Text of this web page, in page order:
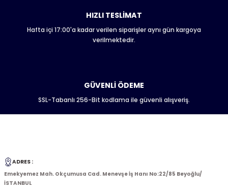
Gönder
HIZLI TESLİMAT
Hafta içi 17:00'a kadar verilen siparişler aynı gün kargoya
verilmektedir.
GÜVENLİ ÖDEME
SSL-Tabanlı 256-Bit kodlama ile güvenli alışveriş.
ADRES :
Emekyemez Mah. Okçumusa Cad. Menevşe İş Hanı No:22/85 Beyoğlu/
İSTANBUL